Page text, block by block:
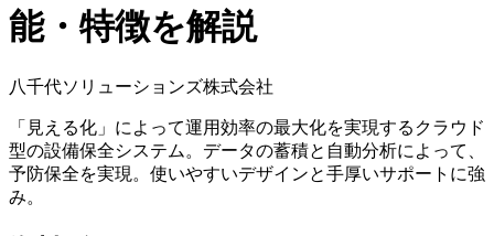
能・特徴を解説
八千代ソリューションズ株式会社
「見える化」によって運用効率の最大化を実現するクラウド
型の設備保全システム。データの蓄積と自動分析によって、
予防保全を実現。使いやすいデザインと手厚いサポートに強
み。